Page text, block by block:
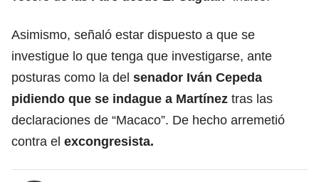
Asimismo, señaló estar dispuesto a que se
investigue lo que tenga que investigarse, ante
posturas como la del senador Iván Cepeda
pidiendo que se indague a Martínez tras las
declaraciones de “Macaco”. De hecho arremetió
contra el excongresista.